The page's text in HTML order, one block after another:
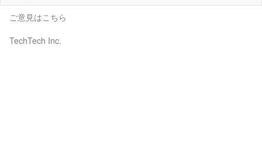
ご意見はこちら
TechTech Inc.